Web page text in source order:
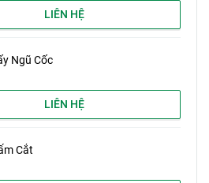
LIÊN HỆ
Ngũ Cốc
LIÊN HỆ
Cắt